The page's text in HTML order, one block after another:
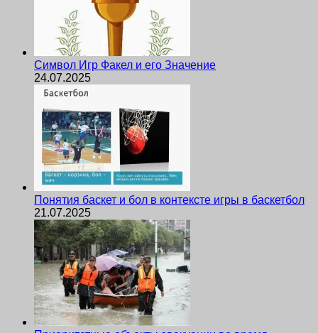
Символ Игр Факел и его Значение
24.07.2025
Понятия баскет и бол в контексте игры в баскетбол
21.07.2025